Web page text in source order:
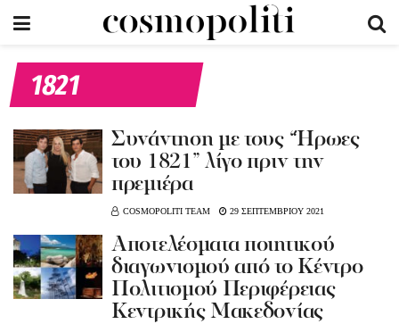
1821
Συνάντηση με τους “Ήρωες
του 1821” λίγο πριν την
πρεμιέρα
COSMOPOLITI TEAM 29 ΣΕΠΤΕΜΒΡΙΟΥ 2021
Αποτελέσματα ποιητικού
διαγωνισμού από το Κέντρο
Πολιτισμού Περιφέρειας
Κεντρικής Μακεδονίας